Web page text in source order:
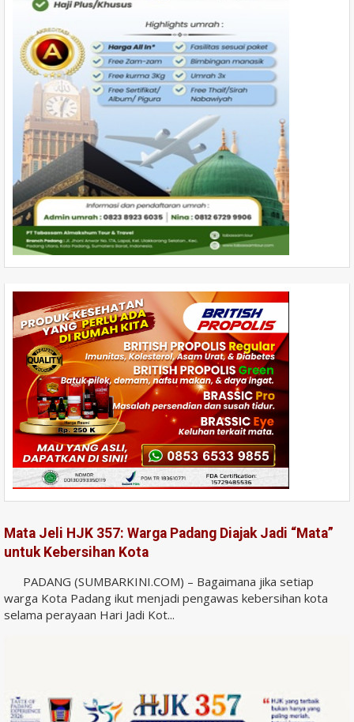
Mata Jeli HJK 357: Warga Padang Diajak Jadi “Mata”
untuk Kebersihan Kota
PADANG (SUMBARKINI.COM) – Bagaimana jika setiap
warga Kota Padang ikut menjadi pengawas kebersihan kota
selama perayaan Hari Jadi Kot...